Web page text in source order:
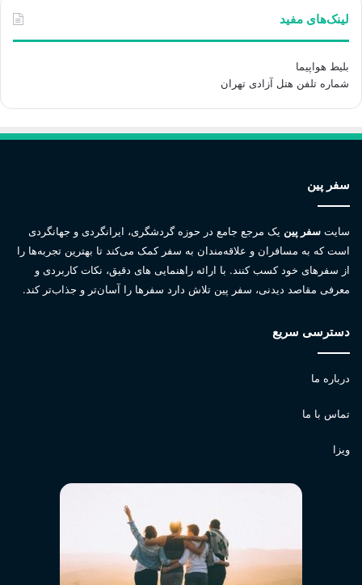
لینک‌های مفید
بلیط هواپیما
شماره تلفن هتل آزادی تهران
سفر پین
سایت سفر پین یک مرجع جامع در حوزه گردشگری، ایرانگردی و جهانگردی
است که به مسافران و علاقه‌مندان به سفر کمک می‌کند تا بهترین تجربه‌ها را
از سفرهای خود کسب کنند. با ارائه راهنمایی های دقیق، نکات کاربردی و
معرفی مقاصد دیدنی، سفر پین تلاش دارد سفرها را آسان‌تر و جذاب‌تر کند.
دسترسی سریع
درباره ما
تماس با ما
ویزا